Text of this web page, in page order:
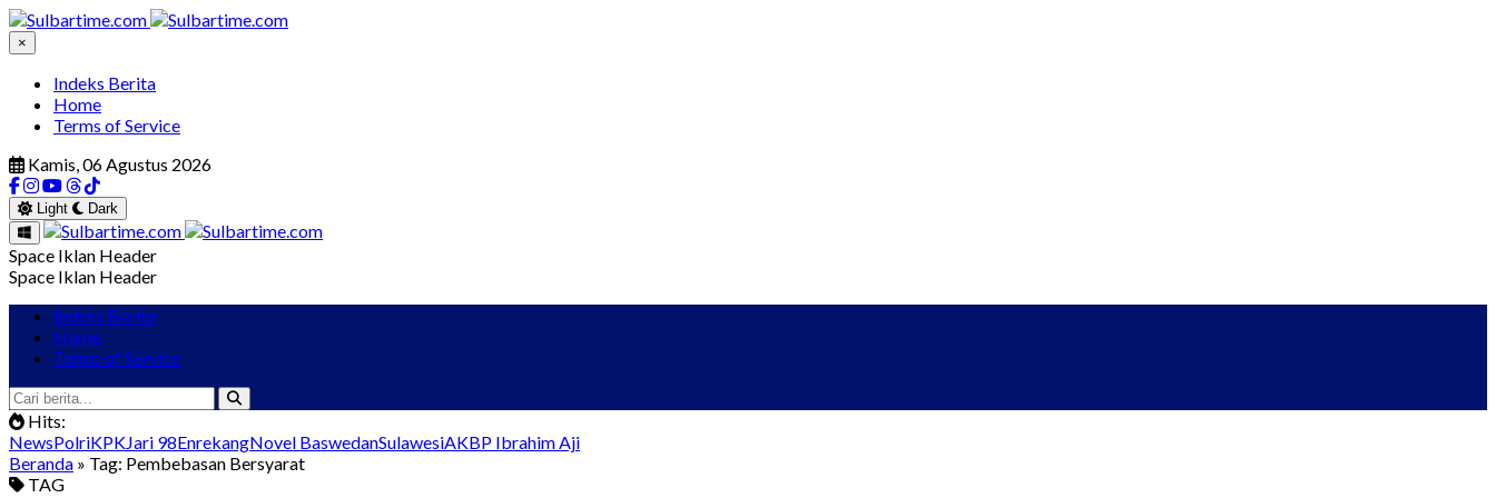
×
Indeks Berita
Home
Terms of Service
Kamis, 06 Agustus 2026
Light Dark
Space Iklan Header
Space Iklan Header
Indeks Berita
Home
Terms of Service
Hits:
NewsPolriKPKJari 98EnrekangNovel BaswedanSulawesiAKBP Ibrahim Aji
Beranda » Tag: Pembebasan Bersyarat
TAG